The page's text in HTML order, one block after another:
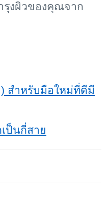
รุงผิวของคุณจาก
) สำหรับมือใหม่ที่ดีมี
ป็นกี่สาย